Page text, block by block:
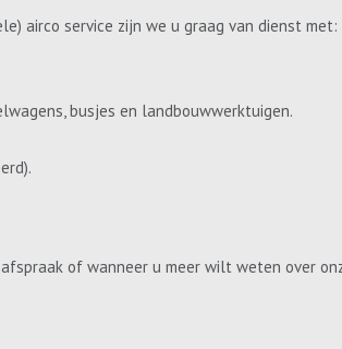
airco service zijn we u graag van dienst met:
busjes en landbouwwerktuigen.
of wanneer u meer wilt weten over